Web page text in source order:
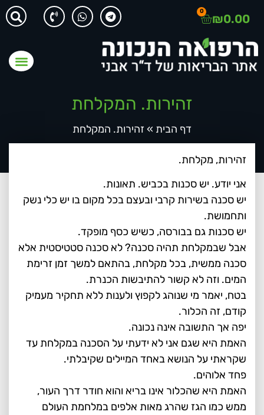
₪0.00
0
זהירות. המקלחת
דף הבית »זהירות. המקלחת
זהירות, מקלחת.
אני יודע. יש סכנות בכביש. תאונות.
יש סכנה בשירות קרבי ובעצם בכל מקום בו יש כלי נשק
ותחמושת.
יש סכנות גם בבורסה, כשיש כסף מופקד.
אבל שבמקלחת תהיה סכנה? לא סכנה סטטיסטית אלא
סכנה ממשית, בכל מקלחת, בהתאם למשך זמן זרימת
המים. וזה לא קשור להתיבשות הכנרת.
בטח, יאמר מי שנוהג לקפוץ ולענות ללא תחקיר מעמיק
קודם, זה הכלור.
יפה אך התשובה אינה נכונה.
האמת היא שגם אני לא ידעתי על הסכנה במקלחת עד
שקראתי על הנושא באחד המיילים שקיבלתי.
פחד אלוהים.
האמת היא שהכלור אינו בריא והוא חודר דרך העור,
ממש כמו הגז שהרג מאות אלפים במלחמת העולם